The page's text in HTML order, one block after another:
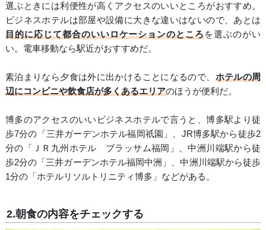
選ぶときには利便性が高くアクセスのいいところがおすすめ。
ビジネスホテルは部屋や設備に大きな違いはないので、あとは
目的に応じて都合のいいロケーションのところを選ぶのがい
い。電車移動なら駅近がおすすめだ。
素泊まりなら夕食は外に出かけることになるので、 ホテルの周
辺にコンビニや飲食店が多くあるエリアのほうが便利だ。
博多のアクセスのいいビジネスホテルで言うと、博多駅より徒
歩7分の「三井ガーデンホテル福岡祇園」、JR博多駅から徒歩2
分の「ＪＲ九州ホテル ブラッサム福岡」、中洲川端駅から徒
歩2分の「三井ガーデンホテル福岡中洲」、中洲川端駅から徒歩
1分の「ホテルリソルトリニティ博多」などがある。
2.朝食の内容をチェックする